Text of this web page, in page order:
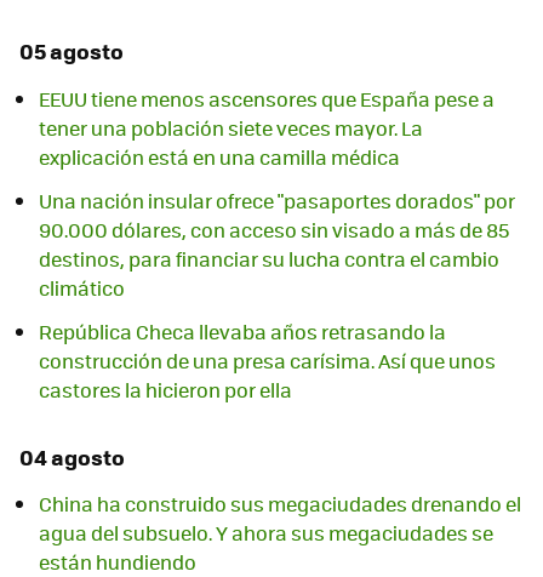
05 agosto
EEUU tiene menos ascensores que España pese a
tener una población siete veces mayor. La
explicación está en una camilla médica
Una nación insular ofrece "pasaportes dorados" por
90.000 dólares, con acceso sin visado a más de 85
destinos, para financiar su lucha contra el cambio
climático
República Checa llevaba años retrasando la
construcción de una presa carísima. Así que unos
castores la hicieron por ella
04 agosto
China ha construido sus megaciudades drenando el
agua del subsuelo. Y ahora sus megaciudades se
están hundiendo